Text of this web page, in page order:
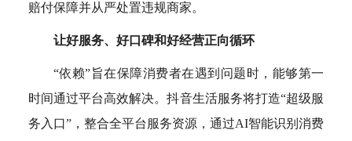
赔付保障并从严处置违规商家。
让好服务、好口碑和好经营正向循环
“依赖”旨在保障消费者在遇到问题时，能够第一
时间通过平台高效解决。抖音生活服务将打造“超级服
务入口”，整合全平台服务资源，通过AI智能识别消费